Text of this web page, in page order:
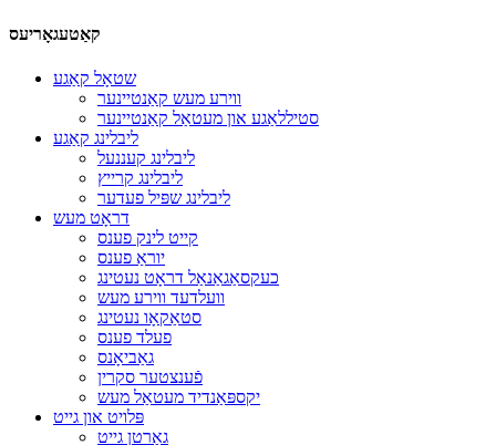
קאַטעגאָריעס
שטאָל קאַגע
ווירע מעש קאַנטיינער
סטיללאַגע און מעטאַל קאַנטיינער
ליבלינג קאַגע
ליבלינג קעננעל
ליבלינג קרייץ
ליבלינג שפּיל פעדער
דראָט מעש
קייט לינק פענס
יוראַ פענס
כעקסאַגאַנאַל דראָט נעטינג
וועלדעד ווירע מעש
סטאַקאָו נעטינג
פעלד פענס
גאַביאָנס
פֿענצטער סקרין
יקספּאַנדיד מעטאַל מעש
פּלויט און גייט
גאָרטן גייט